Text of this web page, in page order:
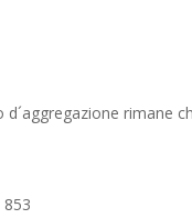
rimane
853